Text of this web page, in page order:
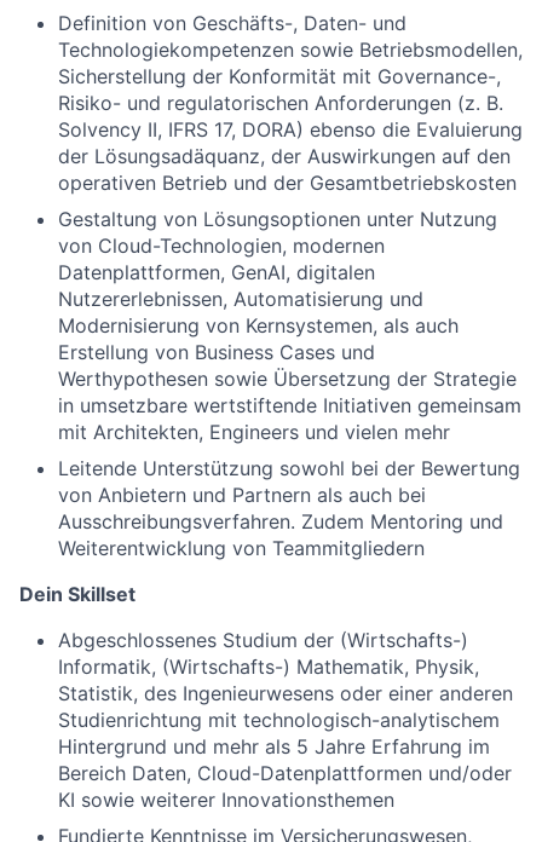
Definition von Geschäfts-, Daten- und
Technologiekompetenzen sowie Betriebsmodellen,
Sicherstellung der Konformität mit Governance-,
Risiko- und regulatorischen Anforderungen (z. B.
Solvency II, IFRS 17, DORA) ebenso die Evaluierung
der Lösungsadäquanz, der Auswirkungen auf den
operativen Betrieb und der Gesamtbetriebskosten
Gestaltung von Lösungsoptionen unter Nutzung
von Cloud-Technologien, modernen
Datenplattformen, GenAI, digitalen
Nutzererlebnissen, Automatisierung und
Modernisierung von Kernsystemen, als auch
Erstellung von Business Cases und
Werthypothesen sowie Übersetzung der Strategie
in umsetzbare wertstiftende Initiativen gemeinsam
mit Architekten, Engineers und vielen mehr
Leitende Unterstützung sowohl bei der Bewertung
von Anbietern und Partnern als auch bei
Ausschreibungsverfahren. Zudem Mentoring und
Weiterentwicklung von Teammitgliedern
Dein Skillset
Abgeschlossenes Studium der (Wirtschafts-)
Informatik, (Wirtschafts-) Mathematik, Physik,
Statistik, des Ingenieurwesens oder einer anderen
Studienrichtung mit technologisch-analytischem
Hintergrund und mehr als 5 Jahre Erfahrung im
Bereich Daten, Cloud-Datenplattformen und/oder
KI sowie weiterer Innovationsthemen
Fundierte Kenntnisse im Versicherungswesen,